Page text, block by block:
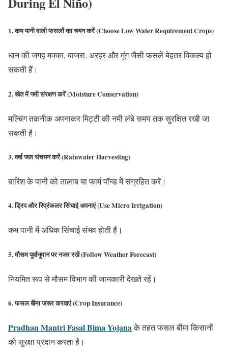
1. कम पानी वाली फसलों का चयन करें (Choose Low Water Requirement Crops)
धान की जगह मक्का, बाजरा, अरहर और मूंग जैसी फसलें बेहतर विकल्प हो
सकती हैं।
2. खेत में नमी संरक्षण करें (Moisture Conservation)
मल्चिंग तकनीक अपनाकर मिट्टी की नमी लंबे समय तक सुरक्षित रखी जा
सकती है।
3. वर्षा जल संचयन करें (Rainwater Harvesting)
बारिश के पानी को तालाब या फार्म पॉन्ड में संग्रहित करें।
4. ड्रिप और स्प्रिंकलर सिंचाई अपनाएं (Use Micro Irrigation)
कम पानी में अधिक सिंचाई संभव होती है।
5. मौसम पूर्वानुमान पर नजर रखें (Follow Weather Forecast)
नियमित रूप से मौसम विभाग की जानकारी देखते रहें।
6. फसल बीमा जरूर करवाएं (Crop Insurance)
Pradhan Mantri Fasal Bima Yojanaके तहत फसल बीमा किसानों
को सुरक्षा प्रदान करता है।